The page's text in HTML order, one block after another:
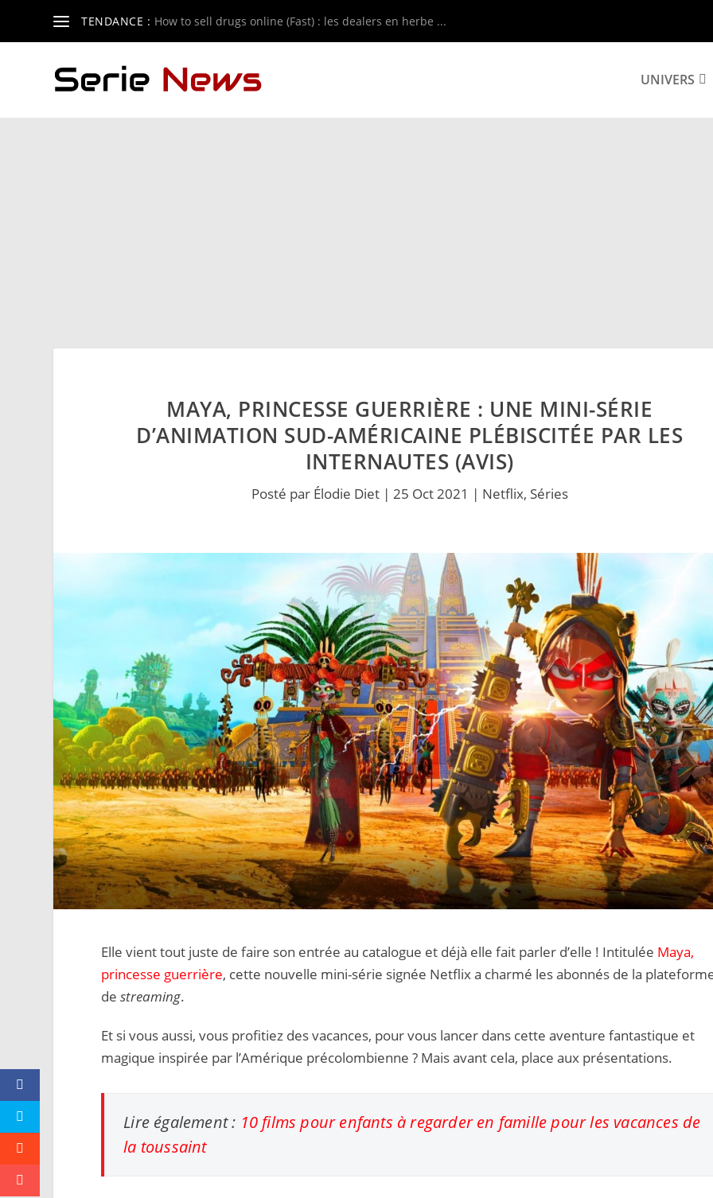
TENDANCE : How to sell drugs online (Fast) : les dealers en herbe ...
UNIVERS
MAYA, PRINCESSE GUERRIÈRE : UNE MINI-SÉRIE
D’ANIMATION SUD-AMÉRICAINE PLÉBISCITÉE PAR LES
INTERNAUTES (AVIS)
Posté par Élodie Diet| 25 Oct 2021 | Netflix, Séries
Elle vient tout juste de faire son entrée au catalogue et déjà elle fait parler d’elle ! Intitulée Maya,
princesse guerrière, cette nouvelle mini-série signée Netflix a charmé les abonnés de la
destreaming.
Et si vous aussi, vous profitiez des vacances, pour vous lancer dans cette aventure fantastique et
magique inspirée par l’Amérique précolombienne ? Mais avant cela, place aux présentations.
Lire également : 10 films pour enfants à regarder en famille pour les vacances de
la toussaint